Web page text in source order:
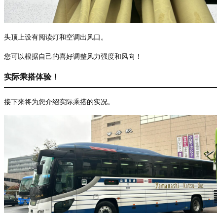
头顶上设有阅读灯和空调出风口。
您可以根据自己的喜好调整风力强度和风向！
实际乘搭体验！
接下来将为您介绍实际乘搭的实况。